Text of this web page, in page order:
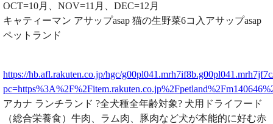
OCT=10月、NOV=11月、DEC=12月
キャティーマン アサップasap 猫の生野菜6コ入アサップasap
ペットランド
https://hb.afl.rakuten.co.jp/hgc/
アカナ ランチランド ?全犬種全年齢対象? 犬用ドライフード
（総合栄養食）牛肉、ラム肉、豚肉など犬が本能的に好む赤